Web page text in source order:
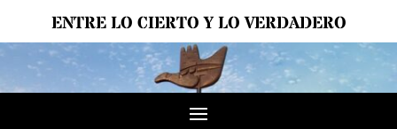
ENTRE LO CIERTO Y LO VERDADERO